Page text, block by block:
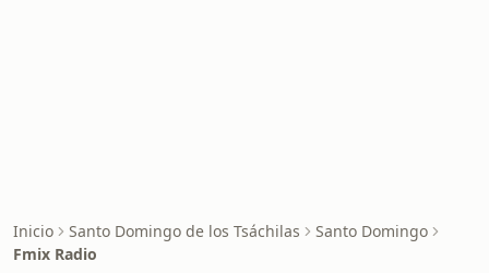
Inicio Santo Domingo de los Tsáchilas
Santo Domingo
Fmix Radio